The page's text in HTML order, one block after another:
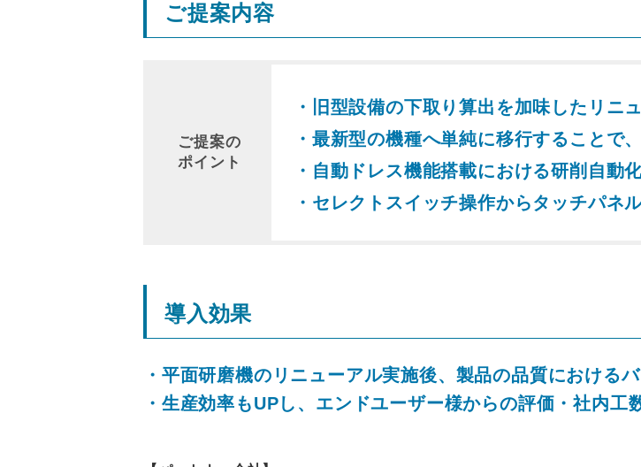
ご提案内容
ご提案の
ポイント
・旧型設備の下取り算出を加味したリニ
・最新型の機種へ単純に移行することで
・自動ドレス機能搭載における研削自動
・セレクトスイッチ操作からタッチパネ
導入効果
・平面研磨機のリニューアル実施後、製品の品質における
・生産効率もUPし、エンドユーザー様からの評価・社内